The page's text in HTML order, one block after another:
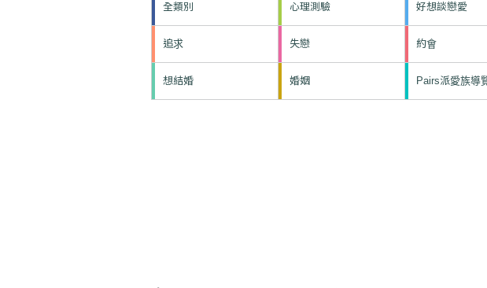
全類別 心理測驗 好想談戀愛
追求 失戀 約會
想結婚 婚姻 Pairs派愛族導